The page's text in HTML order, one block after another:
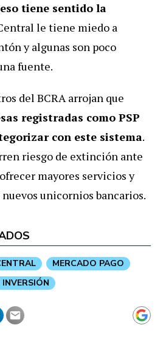
tiene sentido la
le tiene miedo a
y algunas son poco
fuente.
del BCRA arrojan que
registradas como PSP
con este sistema.
riesgo de extinción ante
mayores servicios y
unicornios bancarios.
MERCADO PAGO